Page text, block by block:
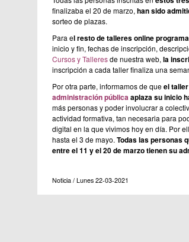
finalizaba el 20 de marzo,han sido
sorteo de plazas.
Para el resto de talleres online
inicio y fin, fechas de inscripción,
Cursos y Talleresde nuestra web, la
inscripción a cada taller finaliza una
Por otra parte, informamos de queel taller
administración públicaaplaza su inicio
más personas y poder involucrar a
actividad formativa, tan necesaria para
digital en la que vivimos hoy en día. Por
hasta el 3 de mayo. Todas las personas
entre el 11 y el 20 de marzo tienen su
Noticia / Lunes 22-03-2021